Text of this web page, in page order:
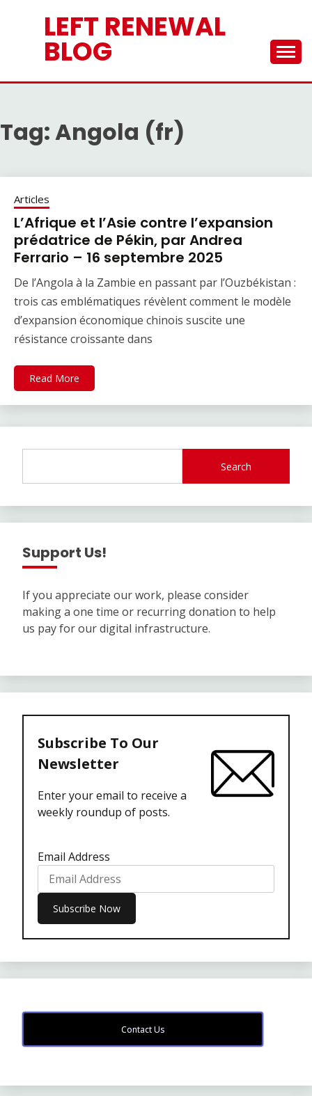
LEFT RENEWAL
BLOG
Tag:Angola (fr)
Articles
L’Afrique et l’Asie contre l’expansion
prédatrice de Pékin, par Andrea
Ferrario – 16 septembre 2025
De l’Angola à la Zambie en passant par l’Ouzbékistan :
trois cas emblématiques révèlent comment le modèle
d’expansion économique chinois suscite une
résistance croissante dans
Read More
Search
Support Us!
If you appreciate our work, please consider
making a one time or recurring donation to help
us pay for our digital infrastructure.
Subscribe To Our
Newsletter
Enter your email to receive a
weekly roundup of posts.
Email Address
Contact Us